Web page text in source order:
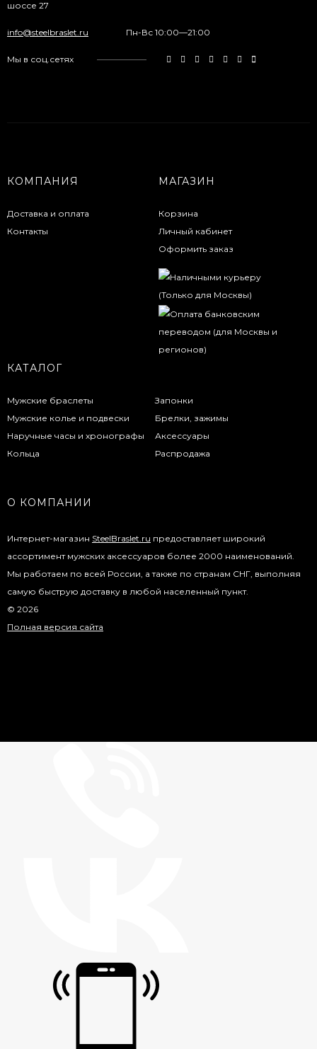
шоссе 27
info@steelbraslet.ru Пн-Вс 10:00—21:00
Мы в соц.сетях
КОМПАНИЯ
Доставка и оплата
Контакты
МАГАЗИН
Корзина
Личный кабинет
Оформить заказ
КАТАЛОГ
Мужские браслеты
Мужские колье и подвески
Наручные часы и хронографы
Кольца
Запонки
Брелки, зажимы
Аксессуары
Распродажа
О КОМПАНИИ
Интернет-магазин SteelBraslet.ru предоставляет широкий
ассортимент мужских аксессуаров более 2000 наименований.
Мы работаем по всей России, а также по странам СНГ, выполняя
самую быструю доставку в любой населенный пункт.
© 2026
Полная версия сайта